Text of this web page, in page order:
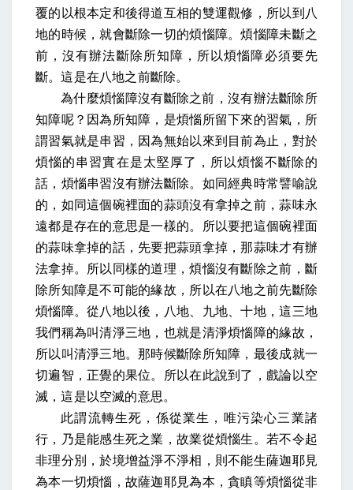
覆的以根本定和後得道互相的雙運觀修，所以到八
地的時候，就會斷除一切的煩惱障。煩惱障未斷之
前，沒有辦法斷除所知障，所以煩惱障必須要先
斷。這是在八地之前斷除。
為什麼煩惱障沒有斷除之前，沒有辦法斷除所
知障呢？因為所知障，是煩惱所留下來的習氣，所
謂習氣就是串習，因為無始以來到目前為止，對於
煩惱的串習實在是太堅厚了，所以煩惱不斷除的
話，煩惱串習沒有辦法斷除。如同經典時常譬喻說
的，如同這個碗裡面的蒜頭沒有拿掉之前，蒜味永
遠都是存在的意思是一樣的。所以要把這個碗裡面
的蒜味拿掉的話，先要把蒜頭拿掉，那蒜味才有辦
法拿掉。所以同樣的道理，煩惱沒有斷除之前，斷
除所知障是不可能的緣故，所以在八地之前先斷除
煩惱障。從八地以後，八地、九地、十地，這三地
我們稱為叫清淨三地，也就是清淨煩惱障的緣故，
所以叫清淨三地。那時候斷除所知障，最後成就一
切遍智，正覺的果位。所以在此說到了，戲論以空
滅，這是以空滅的意思。
此謂流轉生死，係從業生，唯污染心三業諸
行，乃是能感生死之業，故業從煩惱生。若不令起
非理分別，於境增益淨不淨相，則不能生薩迦耶見
為本一切煩惱，故薩迦耶見為本，貪瞋等煩惱從非